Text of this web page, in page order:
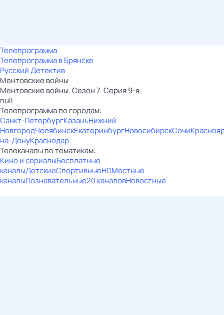
Телепрограмма
Телепрограмма в Брянске
Русский Детектив
Ментовские войны
Ментовские войны. Сезон 7. Серия 9-я
null
Телепрограмма по городам:
Санкт-ПетербургКазаньНижний
НовгородЧелябинскЕкатеринбургНовосибирскСочи
на-ДонуКраснодар
Телеканалы по тематикам:
Кино и сериалыБесплатные
каналыДетскиеСпортивныеHDМестные
каналыПознавательные20 каналовНовостные